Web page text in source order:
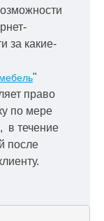
за какие-
"
право
по мере
в течение
после